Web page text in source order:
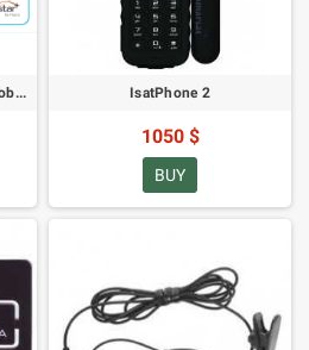
Лична предплатена карта Globalstar 50 IsatPhone 2
1050 $
BUY